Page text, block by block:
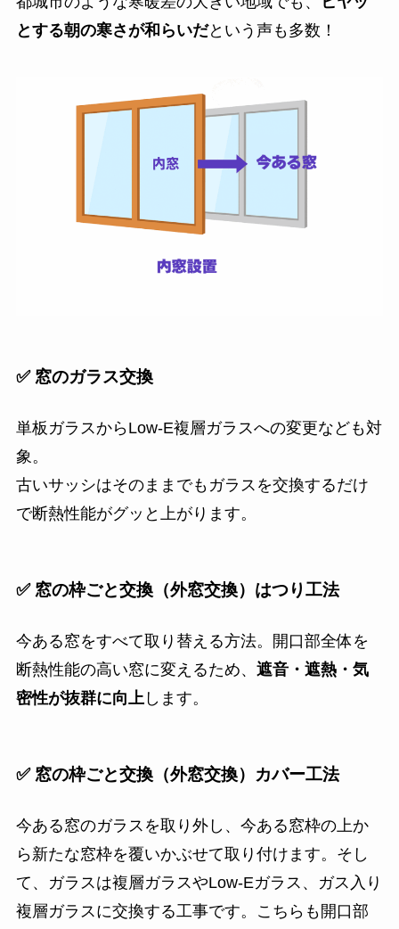
とする朝の寒さが和らいだという声も多数！
✅ 窓のガラス交換
単板ガラスからLow-E複層ガラスへの変更なども対
象。
古いサッシはそのままでもガラスを交換するだけ
で断熱性能がグッと上がります。
✅ 窓の枠ごと交換（外窓交換） はつり工法
今ある窓をすべて取り替える方法。開口部全体を
断熱性能の高い窓に変えるため、 遮音・遮熱・気
密性が抜群に向上します。
✅ 窓の枠ごと交換（外窓交換） カバー工法
今ある窓のガラスを取り外し、今ある窓枠の上か
ら新たな窓枠を覆いかぶせて取り付けます。そし
て、ガラスは複層ガラスやLow-Eガラス、ガス入り
複層ガラスに交換する工事です。こちらも開口部